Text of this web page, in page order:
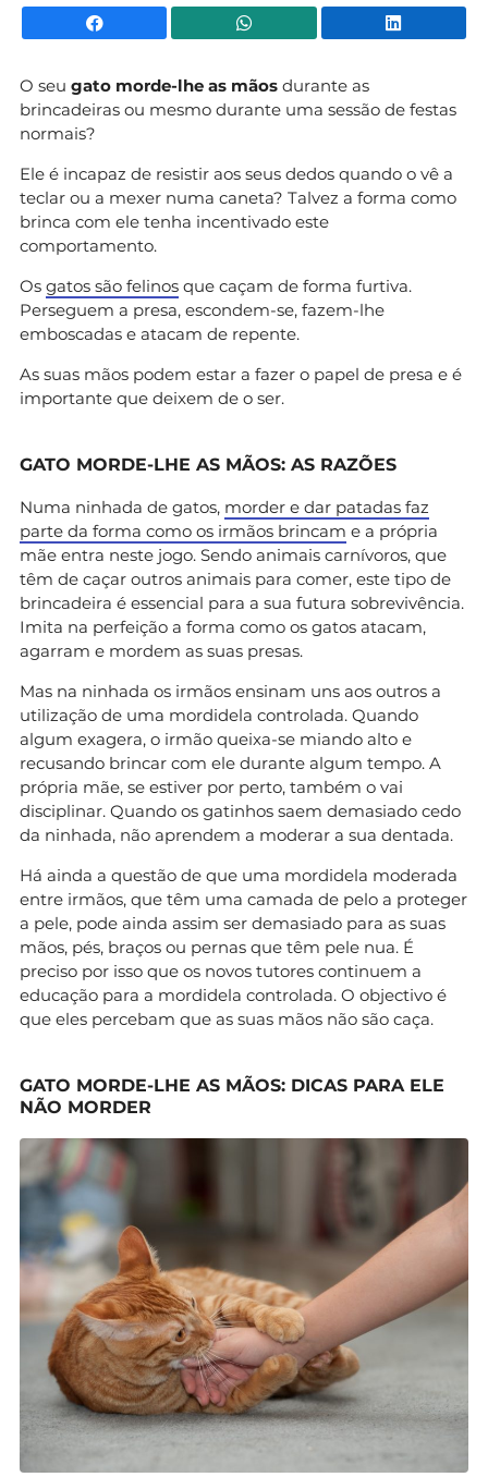
Facebook WhatsApp
O seu gato morde-lhe as mãos durante as
brincadeiras ou mesmo durante uma sessão de festas
normais?
Ele é incapaz de resistir aos seus dedos quando o vê a
teclar ou a mexer numa caneta? Talvez a forma como
brinca com ele tenha incentivado este
comportamento.
Os gatos são felinos que caçam de forma furtiva.
Perseguem a presa, escondem-se, fazem-lhe
emboscadas e atacam de repente.
As suas mãos podem estar a fazer o papel de presa e é
importante que deixem de o ser.
GATO MORDE-LHE AS MÃOS: AS RAZÕES
Numa ninhada de gatos, morder e dar patadas faz
parte da forma como os irmãos brincam e a própria
mãe entra neste jogo. Sendo animais carnívoros, que
têm de caçar outros animais para comer, este tipo de
brincadeira é essencial para a sua futura sobrevivência.
Imita na perfeição a forma como os gatos atacam,
agarram e mordem as suas presas.
Mas na ninhada os irmãos ensinam uns aos outros a
utilização de uma mordidela controlada. Quando
algum exagera, o irmão queixa-se miando alto e
recusando brincar com ele durante algum tempo. A
própria mãe, se estiver por perto, também o vai
disciplinar. Quando os gatinhos saem demasiado cedo
da ninhada, não aprendem a moderar a sua dentada.
Há ainda a questão de que uma mordidela moderada
entre irmãos, que têm uma camada de pelo a proteger
a pele, pode ainda assim ser demasiado para as suas
mãos, pés, braços ou pernas que têm pele nua. É
preciso por isso que os novos tutores continuem a
educação para a mordidela controlada. O objectivo é
que eles percebam que as suas mãos não são caça.
GATO MORDE-LHE AS MÃOS: DICAS PARA ELE
NÃO MORDER